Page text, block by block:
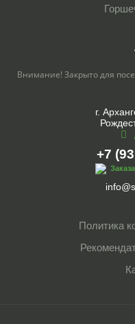
Внимание! Закрыто для
г.
+7
Политика